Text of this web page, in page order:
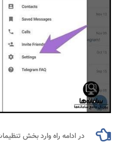
در ادامه راه وارد بخش